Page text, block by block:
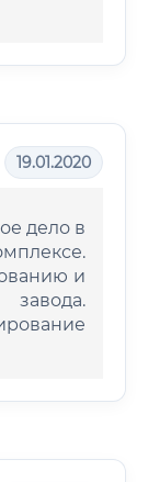
19.01.2020
дело в
и